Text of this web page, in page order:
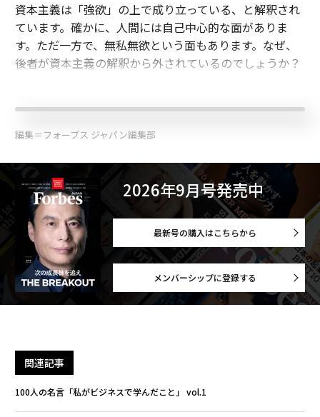
資本主義は「強欲」の上で成り立っている、と解釈され
ています。確かに、人間には自己中心的な面がありま
す。ただ一方で、無私無欲という面もあります。なぜ、
後者が資本主義の解釈から外されているのでしょうか？
編集＝フォーブス ジャパン編集部
2026年9月号発売中
最新号の購入はこちらから
メンバーシップに登録する
関連記事
100人の名言「私がビジネスで学んだこと」 vol.1